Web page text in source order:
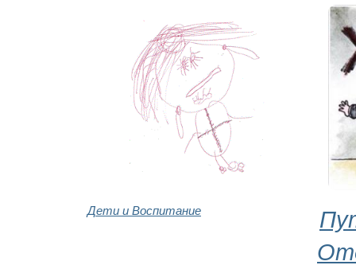
Дети и Воспитание